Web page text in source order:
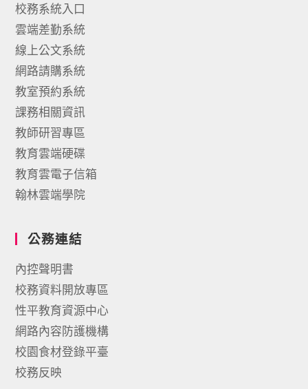
校務系統入口
雲端差勤系統
線上公文系統
網路請購系統
教室預約系統
課務相關資訊
教師研習專區
教育雲端硬碟
教育雲電子信箱
翰林雲端學院
公務連結
內控聲明書
校務資料開放專區
性平教育資源中心
網路內容防護機構
校園食材登錄平臺
校務反映